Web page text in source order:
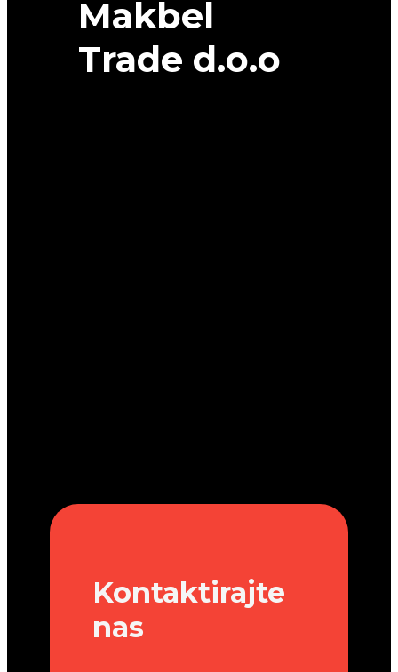
Makbel
Trade d.o.o
Kontaktirajte
nas